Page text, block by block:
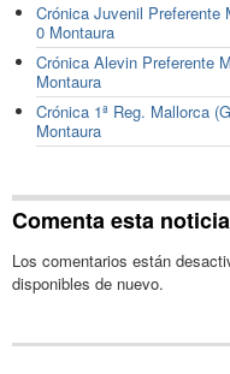
Crónica Juvenil Preferente
0 Montaura
Crónica Alevin Preferente
Montaura
Crónica 1ª Reg. Mallorca
Montaura
Comenta esta noticia
Los comentarios están
disponibles de nuevo.